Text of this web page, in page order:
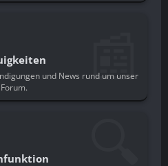
und News rund um unser
Forum.
📰